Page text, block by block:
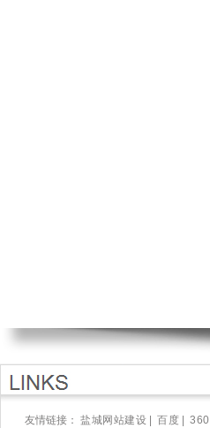
友情链接：盐城网站建设 |百度 |360